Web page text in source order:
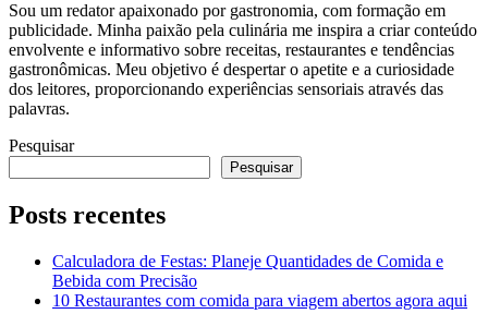
Sou um redator apaixonado por gastronomia, com formação em
publicidade. Minha paixão pela culinária me inspira a criar conteúdo
envolvente e informativo sobre receitas, restaurantes e tendências
gastronômicas. Meu objetivo é despertar o apetite e a curiosidade
dos leitores, proporcionando experiências sensoriais através das
palavras.
Pesquisar
Pesquisar
Posts recentes
Calculadora de Festas: Planeje Quantidades de Comida e
Bebida com Precisão
10 Restaurantes com comida para viagem abertos agora aqui